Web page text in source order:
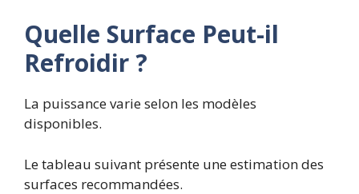
Quelle Surface Peut-il
Refroidir ?
La puissance varie selon les modèles
disponibles.
Le tableau suivant présente une estimation des
surfaces recommandées.